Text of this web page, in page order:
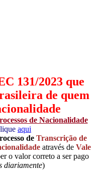
131/2023 que
de quem
de Nacionalidade
aqui
de Transcrição de
através de Vale
o valor correto a ser pago
diariamente)